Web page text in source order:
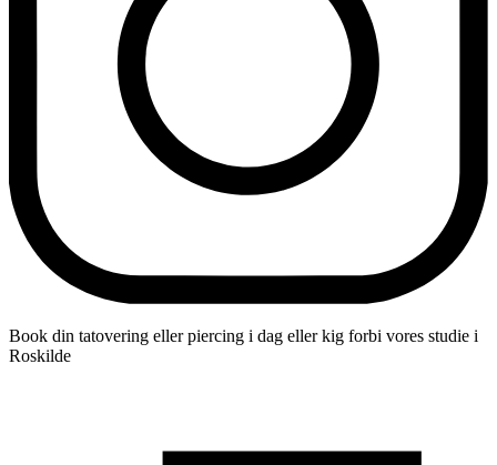
Book din tatovering eller piercing i dag eller kig forbi vores studie i
Roskilde